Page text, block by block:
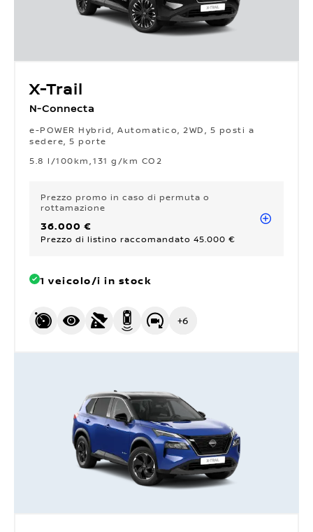
X-Trail
N-Connecta
e-POWER Hybrid, Automatico, 2WD, 5 posti a
sedere, 5 porte
5.8 l/100km 131 g/km CO2
Prezzo promo in caso di permuta o
rottamazione
36.000 €
Prezzo di listino raccomandato 45.000 €
1 veicolo/i in stock
+6